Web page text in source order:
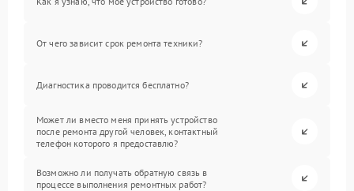
От чего зависит срок ремонта техники?
Диагностика проводится бесплатно?
Может ли вместо меня принять устройство
после ремонта другой человек, контактный
телефон которого я предоставлю?
Возможно ли получать обратную связь в
процессе выполнения ремонтных работ?